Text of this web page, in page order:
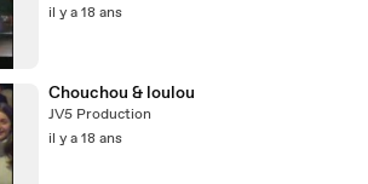
il y a 18 ans
Chouchou & loulou
JV5 Production
il y a 18 ans